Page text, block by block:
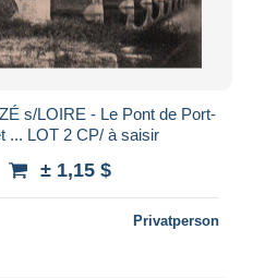
s/LOIRE - Le Pont de Port-
... LOT 2 CP/ à saisir
± 1,15 $
Privatperson